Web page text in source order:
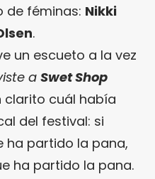
de féminas: Nikki
.
un escueto a la vez
aSwet Shop
clarito cuál había
del festival: si
ha partido la pana,
ha partido la pana.